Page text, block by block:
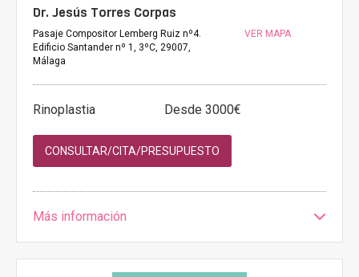
Dr. Jesús Torres Corpas
Pasaje Compositor Lemberg Ruiz nº4.
Edificio Santander nº 1, 3ºC, 29007,
Málaga
VER MAPA
Rinoplastia Desde 3000€
CONSULTAR/CITA/PRESUPUESTO
Más información